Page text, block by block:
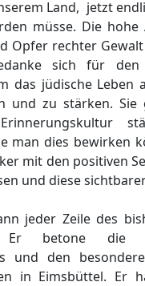
Land, jetzt
müsse. Die hohe
Opfer rechter
sich für den
das jüdische Leben
und zu stärken. Sie
stä
man dies bewirken
mit den positiven
und diese
jeder Zeile des
Er betone die
und den
in Eimsbüttel. Er